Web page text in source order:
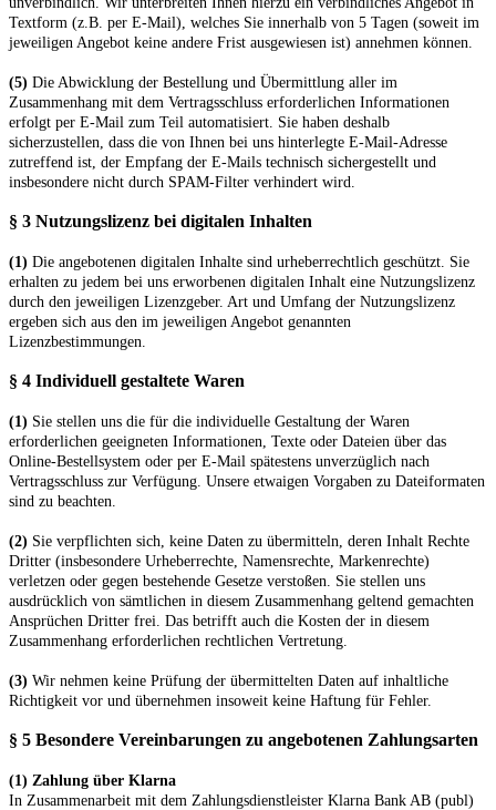
Textform (z.B. per E-Mail), welches Sie innerhalb von 5 Tagen (soweit im
jeweiligen Angebot keine andere Frist ausgewiesen ist) annehmen können.
(5) Die Abwicklung der Bestellung und Übermittlung aller im
Zusammenhang mit dem Vertragsschluss erforderlichen Informationen
erfolgt per E-Mail zum Teil automatisiert. Sie haben deshalb
sicherzustellen, dass die von Ihnen bei uns hinterlegte E-Mail-Adresse
zutreffend ist, der Empfang der E-Mails technisch sichergestellt und
insbesondere nicht durch SPAM-Filter verhindert wird.
§ 3 Nutzungslizenz bei digitalen Inhalten
(1) Die angebotenen digitalen Inhalte sind urheberrechtlich geschützt. Sie
erhalten zu jedem bei uns erworbenen digitalen Inhalt eine Nutzungslizenz
durch den jeweiligen Lizenzgeber. Art und Umfang der Nutzungslizenz
ergeben sich aus den im jeweiligen Angebot genannten
Lizenzbestimmungen.
§ 4 Individuell gestaltete Waren
(1) Sie stellen uns die für die individuelle Gestaltung der Waren
erforderlichen geeigneten Informationen, Texte oder Dateien über das
Online-Bestellsystem oder per E-Mail spätestens unverzüglich nach
Vertragsschluss zur Verfügung. Unsere etwaigen Vorgaben zu Dateiformaten
sind zu beachten.
(2) Sie verpflichten sich, keine Daten zu übermitteln, deren Inhalt Rechte
Dritter (insbesondere Urheberrechte, Namensrechte, Markenrechte)
verletzen oder gegen bestehende Gesetze verstoßen. Sie stellen uns
ausdrücklich von sämtlichen in diesem Zusammenhang geltend gemachten
Ansprüchen Dritter frei. Das betrifft auch die Kosten der in diesem
Zusammenhang erforderlichen rechtlichen Vertretung.
(3) Wir nehmen keine Prüfung der übermittelten Daten auf inhaltliche
Richtigkeit vor und übernehmen insoweit keine Haftung für Fehler.
§ 5 Besondere Vereinbarungen zu angebotenen Zahlungsarten
(1) Zahlung über Klarna
In Zusammenarbeit mit dem Zahlungsdienstleister Klarna Bank AB (publ)